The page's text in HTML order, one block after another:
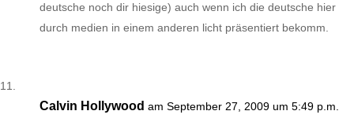
deutsche noch dir hiesige) auch wenn ich die deutsche hier
durch medien in einem anderen licht präsentiert bekomm.
Calvin Hollywood am September 27, 2009 um 5:49 p.m.